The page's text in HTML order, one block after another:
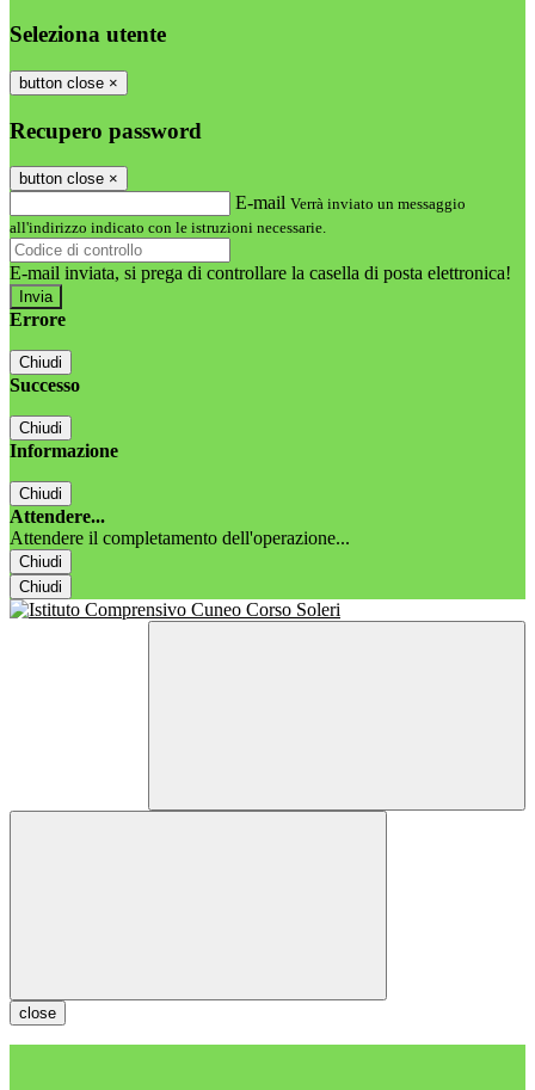
Seleziona utente
button close ×
Recupero password
button close ×
E-mail Verrà inviato un messaggio
all'indirizzo indicato con le istruzioni necessarie.
E-mail inviata, si prega di controllare la casella di posta elettronica!
Errore
Chiudi
Successo
Chiudi
Informazione
Chiudi
Attendere...
Attendere il completamento dell'operazione...
Chiudi
Chiudi
close